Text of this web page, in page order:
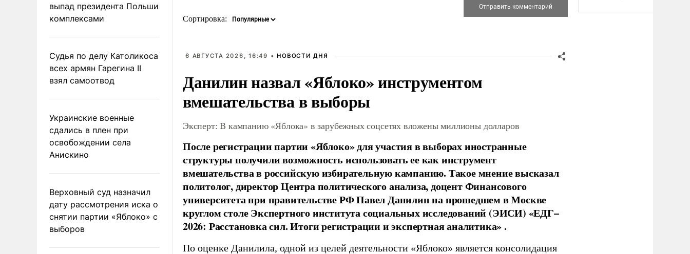
выпад президента Польши
комплексами
Судья по делу Католикоса
всех армян Гарегина II
взял самоотвод
Украинские военные
сдались в плен при
освобождении села
Анискино
Верховный суд назначил
дату рассмотрения иска о
снятии партии «Яблоко» с
выборов
Сортировка:
6 АВГУСТА 2026, 16:49 • НОВОСТИ ДНЯ
Данилин назвал «Яблоко» инструментом
вмешательства в выборы
Эксперт: В кампанию «Яблока» в зарубежных соцсетях вложены миллионы долларов
После регистрации партии «Яблоко» для участия в выборах иностранные
структуры получили возможность использовать ее как инструмент
вмешательства в российскую избирательную кампанию. Такое мнение высказал
политолог, директор Центра политического анализа, доцент Финансового
университета при правительстве РФ Павел Данилин на прошедшем в Москве
круглом столе Экспертного института социальных исследований (ЭИСИ) «ЕДГ–
2026: Расстановка сил. Итоги регистрации и экспертная аналитика» .
По оценке Данилила, одной из целей деятельности «Яблоко» является консолидация